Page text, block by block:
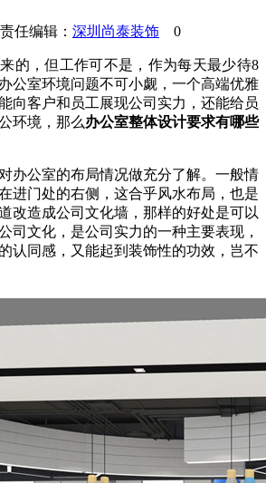
任编辑： 深圳尚泰装饰 0
的，但工作可不是，作为每天最少待8
公室环境问题不可小觑，一个高端优雅
向客户和员工展现公司实力，还能给员
环境，那么办公室整体设计要求有哪些
办公室的布局情况做充分了解。一般情
进门处的右侧，这合乎风水布局，也是
改造成公司文化墙，那样的好处是可以
司文化，是公司实力的一种主要表现，
认同感，又能起到装饰性的功效，岂不